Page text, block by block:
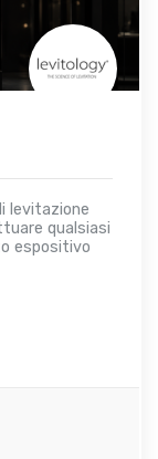
levitazione
qualsiasi
espositivo